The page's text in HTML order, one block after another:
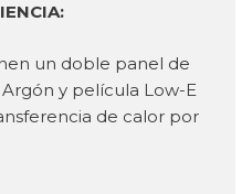
un doble panel de
y película Low-E
de calor por